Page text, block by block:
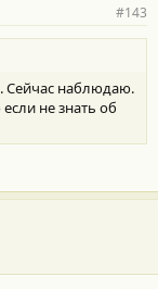
#143
Сейчас наблюдаю.
не знать об